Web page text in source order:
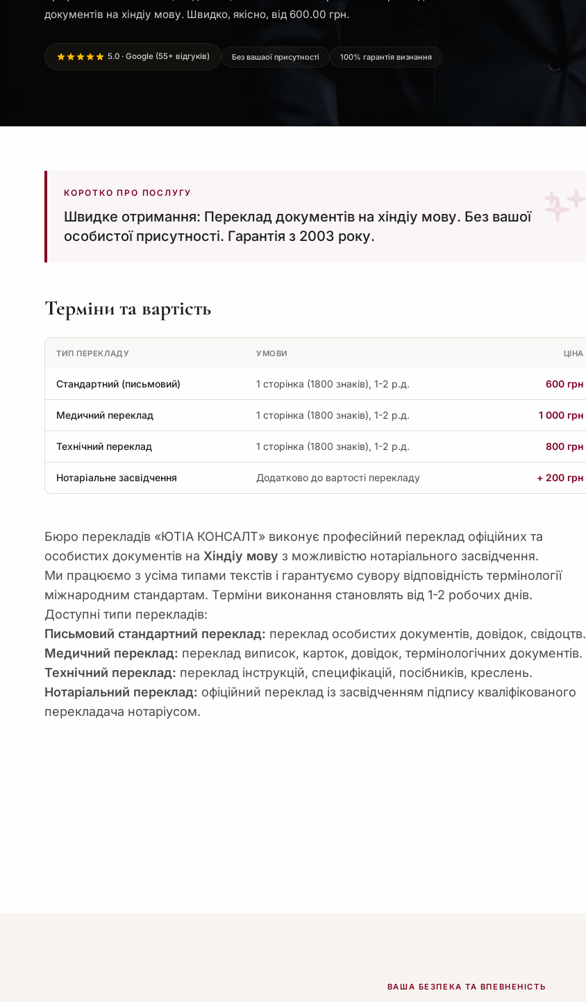
документів на хіндіу мову. Швидко, якісно, від 600.00 грн.
5.0 · Google (55+ відгуків) Без вашаої присутності 100% гарантія визнання
КОРОТКО ПРО ПОСЛУГУ
Швидке отримання: Переклад документів на хіндіу мову. Без вашої
особистої присутності. Гарантія з 2003 року.
Терміни та вартість
ТИП ПЕРЕКЛАДУ УМОВИ ЦІНА
Стандартний (письмовий) 1 сторінка (1800 знаків), 1-2 р.д. 600 грн
Медичний переклад 1 сторінка (1800 знаків), 1-2 р.д. 1 000 грн
Технічний переклад 1 сторінка (1800 знаків), 1-2 р.д. 800 грн
Нотаріальне засвідчення Додатково до вартості перекладу + 200 грн
Бюро перекладів «ЮТІА КОНСАЛТ» виконує професійний переклад офіційних та
особистих документів на Хіндіу мову з можливістю нотаріального засвідчення.
Ми працюємо з усіма типами текстів і гарантуємо сувору відповідність термінології
міжнародним стандартам. Терміни виконання становлять від 1-2 робочих днів.
Доступні типи перекладів:
Письмовий стандартний переклад: переклад особистих документів, довідок, свідоцтв.
Медичний переклад: переклад виписок, карток, довідок, термінологічних документів.
Технічний переклад: переклад інструкцій, специфікацій, посібників, креслень.
Нотаріальний переклад: офіційний переклад із засвідченням підпису кваліфікованого
перекладача нотаріусом.
ВАША БЕЗПЕКА ТА ВПЕВНЕНІСТЬ